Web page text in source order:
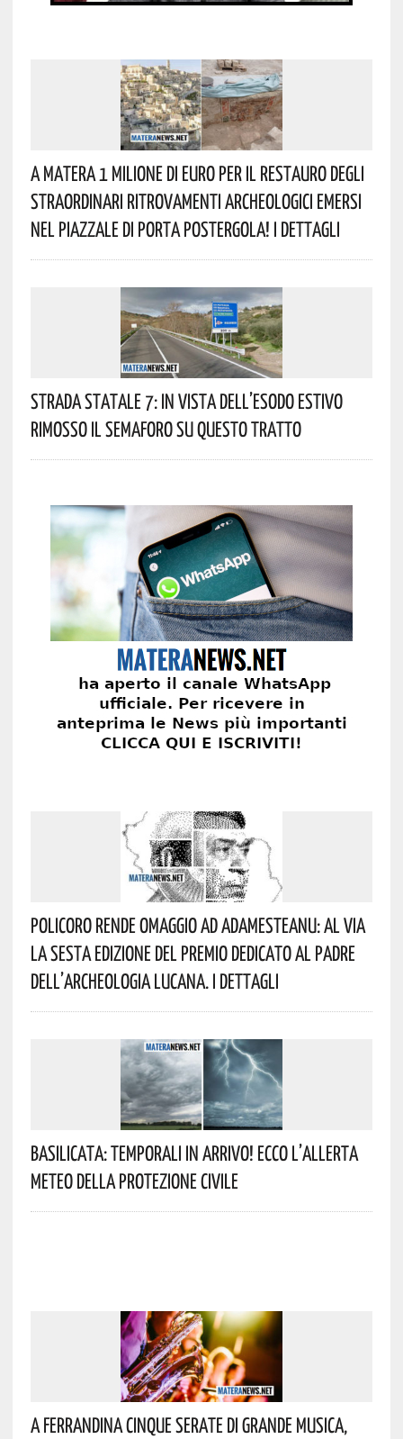
A Matera 1 Milione Di Euro Per Il Restauro Degli
Straordinari Ritrovamenti Archeologici Emersi
Nel Piazzale Di Porta Postergola! I Dettagli
Strada Statale 7: In Vista Dell’esodo Estivo
Rimosso Il Semaforo Su Questo Tratto
Policoro Rende Omaggio Ad Adamesteanu: Al Via
La Sesta Edizione Del Premio Dedicato Al Padre
Dell’archeologia Lucana. I Dettagli
Basilicata: Temporali In Arrivo! Ecco L’allerta
Meteo Della Protezione Civile
A Ferrandina Cinque Serate Di Grande Musica,